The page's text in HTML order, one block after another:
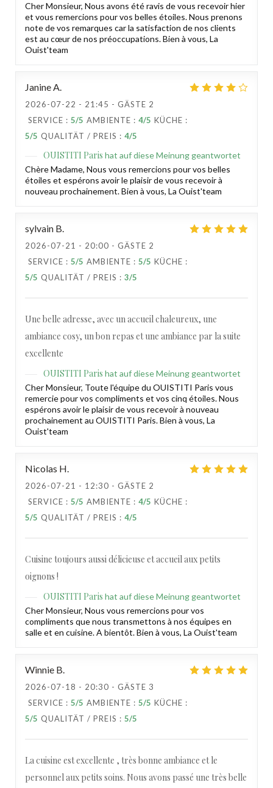
Cher Monsieur, Nous avons été ravis de vous recevoir hier
et vous remercions pour vos belles étoiles. Nous prenons
note de vos remarques car la satisfaction de nos clients
est au cœur de nos préoccupations. Bien à vous, La
Ouist'team
JanineA
2026-07-22 - 21:45 - GÄSTE 2
SERVICE : 5/5 AMBIENTE : 4/5 KÜCHE :
5/5 QUALITÄT / PREIS : 4/5
OUISTITI Paris hat auf diese Meinung geantwortet
Chère Madame, Nous vous remercions pour vos belles
étoiles et espérons avoir le plaisir de vous recevoir à
nouveau prochainement. Bien à vous, La Ouist'team
sylvain B
2026-07-21 - 20:00 - GÄSTE 2
SERVICE : 5/5 AMBIENTE : 5/5 KÜCHE :
5/5 QUALITÄT / PREIS : 3/5
Une belle adresse, avec un accueil chaleureux, une
ambiance cosy, un bon repas et une ambiance par la suite
excellente
OUISTITI Paris hat auf diese Meinung geantwortet
Cher Monsieur, Toute l'équipe du OUISTITI Paris vous
remercie pour vos compliments et vos cinq étoiles. Nous
espérons avoir le plaisir de vous recevoir à nouveau
prochainement au OUISTITI Paris. Bien à vous, La
Ouist'team
Nicolas H
2026-07-21 - 12:30 - GÄSTE 2
SERVICE : 5/5 AMBIENTE : 4/5 KÜCHE :
5/5 QUALITÄT / PREIS : 4/5
Cuisine toujours aussi délicieuse et accueil aux petits
oignons !
OUISTITI Paris hat auf diese Meinung geantwortet
Cher Monsieur, Nous vous remercions pour vos
compliments que nous transmettons à nos équipes en
salle et en cuisine. A bientôt. Bien à vous, La Ouist'team
Winnie B
2026-07-18 - 20:30 - GÄSTE 3
SERVICE : 5/5 AMBIENTE : 5/5 KÜCHE :
5/5 QUALITÄT / PREIS : 5/5
La cuisine est excellente , très bonne ambiance et le
personnel aux petits soins. Nous avons passé une très belle
OUISTITI Paris